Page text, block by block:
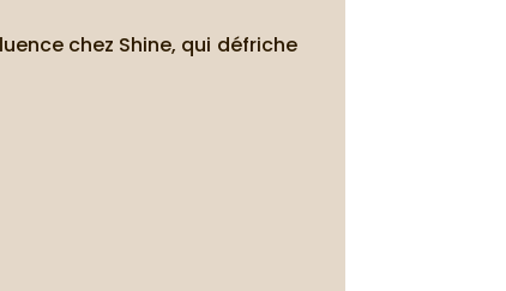
chez Shine, qui défriche